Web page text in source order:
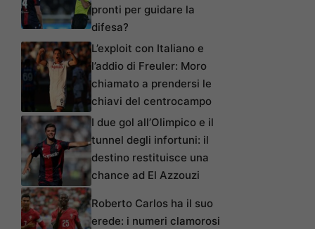
pronti per guidare la
difesa?
L’exploit con Italiano e
l’addio di Freuler: Moro
chiamato a prendersi le
chiavi del centrocampo
I due gol all’Olimpico e il
tunnel degli infortuni: il
destino restituisce una
chance ad El Azzouzi
Roberto Carlos ha il suo
erede: i numeri clamorosi